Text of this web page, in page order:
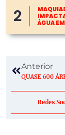
2
ÁGUA
Anterior
Redes